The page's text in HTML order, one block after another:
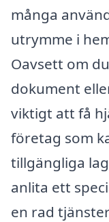
många
utrymme i
Oavsett om
dokument
viktigt att få
företag som
tillgängliga
anlita ett
en rad